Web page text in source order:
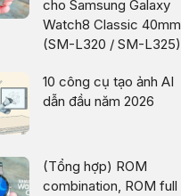
cho Samsung Galaxy
Watch8 Classic 40mm
(SM-L320 / SM-L325)
10 công cụ tạo ảnh AI
dẫn đầu năm 2026
(Tổng hợp) ROM
combination, ROM full